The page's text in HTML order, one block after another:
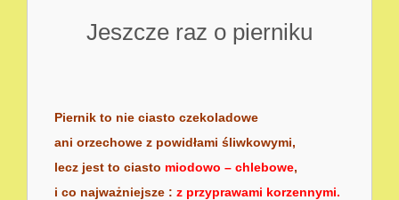
Jeszcze raz o pierniku
Piernik to nie ciasto czekoladowe
ani orzechowe z powidłami śliwkowymi,
lecz jest to ciasto miodowo – chlebowe,
i co najważniejsze : z przyprawami korzennymi.